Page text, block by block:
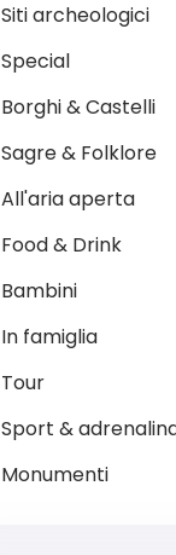
Siti archeologici
Special
Borghi & Castelli
Sagre & Folklore
All'aria aperta
Food & Drink
Bambini
In famiglia
Tour
Sport &
Monumenti